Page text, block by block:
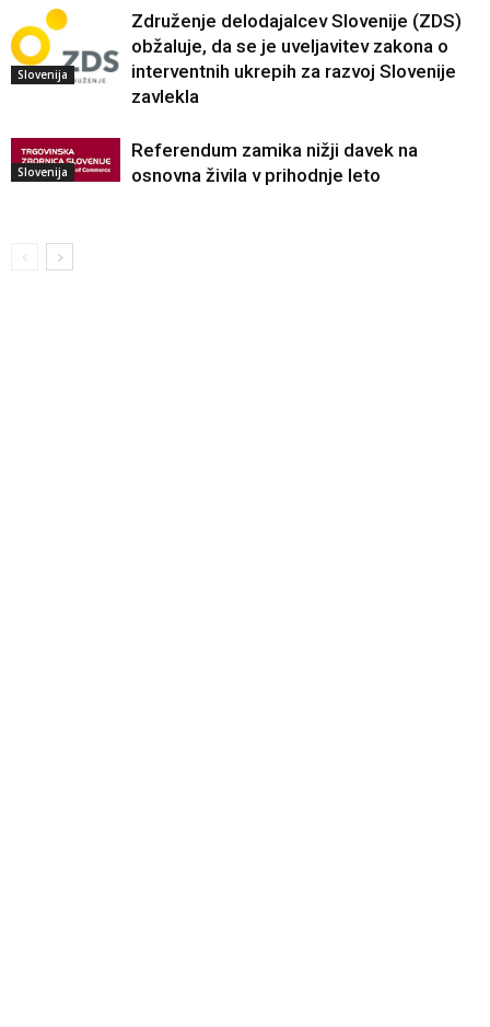
Slovenija
Združenje delodajalcev Slovenije (ZDS)
obžaluje, da se je uveljavitev zakona o
interventnih ukrepih za razvoj Slovenije
zavlekla
Slovenija
Referendum zamika nižji davek na
osnovna živila v prihodnje leto